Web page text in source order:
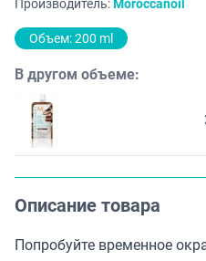
Производитель:Moroccanoil
Объем: 200 ml
В другом объеме:
Описание товара
Попробуйте временное